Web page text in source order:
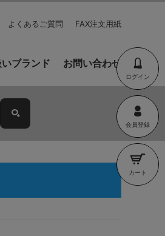
よくあるご質問 FAX注文用紙
ログイン
会員登録
カート
ブランド お問い合わせ